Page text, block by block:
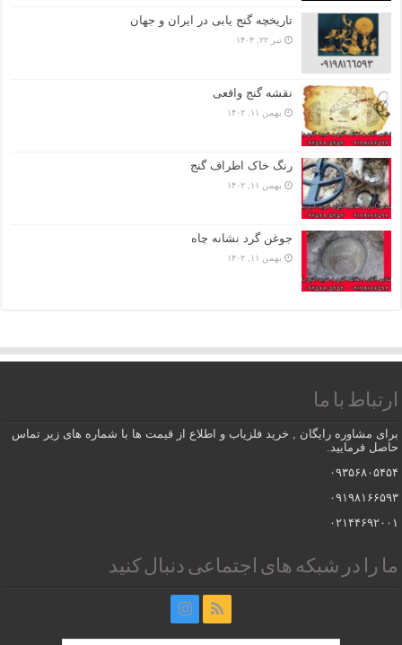
تاریخچه گنج‌ یابی در ایران و جهان
تیر ۲۲, ۱۴۰۴
نقشه گنج واقعی
بهمن ۱۱, ۱۴۰۲
رنگ خاک اطراف گنج
بهمن ۱۱, ۱۴۰۲
جوغن گرد نشانه چاه
بهمن ۱۱, ۱۴۰۲
ارتباط با ما
برای مشاوره رایگان , خرید فلزیاب و اطلاع از قیمت ها با شماره های زیر تماس
حاصل فرمایید.
۰۹۳۵۶۸۰۵۴۵۴
۰۹۱۹۸۱۶۶۵۹۳
۰۲۱۴۴۶۹۲۰۰۱
ما را در شبکه های اجتماعی دنبال کنید